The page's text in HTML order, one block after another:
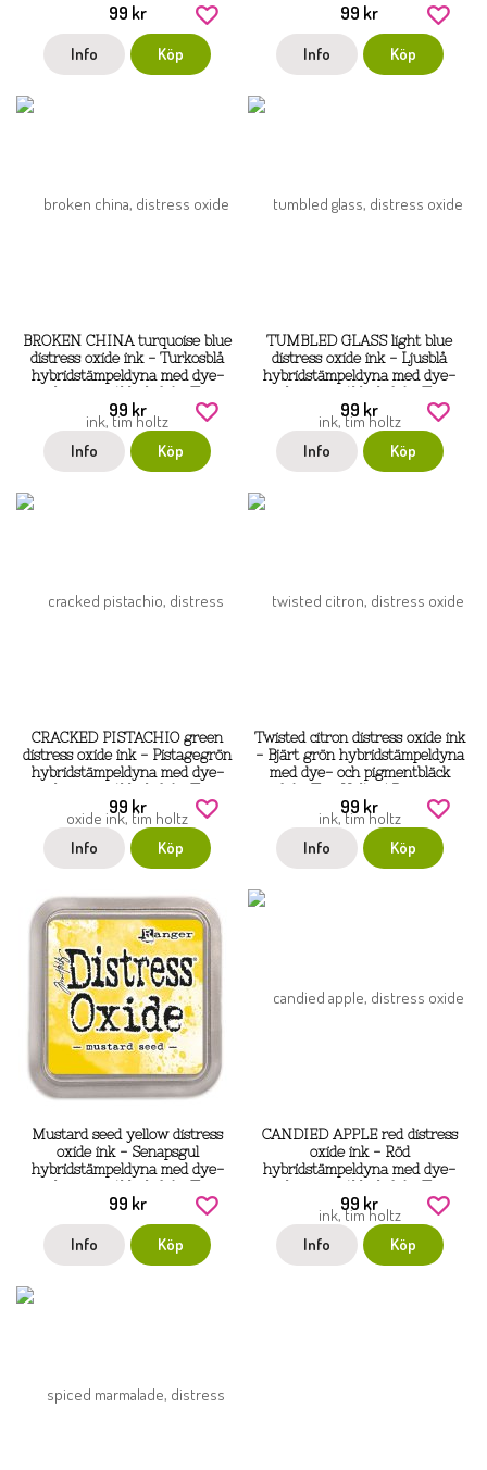
Holtz / Ranger
99 kr
Info Köp
Holtz / Ranger
99 kr
Info Köp
BROKEN CHINA turquoise blue
distress oxide ink - Turkosblå
hybridstämpeldyna med dye-
Holtz / Ranger
99 kr
Info Köp
TUMBLED GLASS light blue
distress oxide ink - Ljusblå
hybridstämpeldyna med dye-
Holtz / Ranger
99 kr
Info Köp
CRACKED PISTACHIO green
distress oxide ink - Pistagegrön
hybridstämpeldyna med dye-
Holtz / Ranger
99 kr
Info Köp
Twisted citron distress oxide ink
- Bjärt grön hybridstämpeldyna
med dye- och pigmentbläck
99 kr
Info Köp
Mustard seed yellow distress
oxide ink - Senapsgul
hybridstämpeldyna med dye-
Holtz / Ranger
99 kr
Info Köp
CANDIED APPLE red distress
oxide ink - Röd
hybridstämpeldyna med dye-
Holtz / Ranger
99 kr
Info Köp